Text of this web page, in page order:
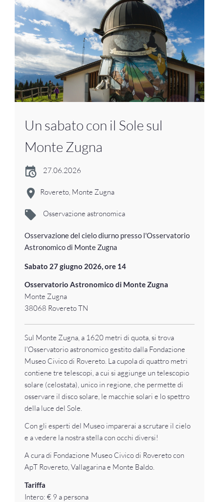
Un sabato con il Sole sul
Monte Zugna
27.06.2026
Rovereto, Monte Zugna
Osservazione astronomica
Osservazione del cielo diurno presso l'Osservatorio
Astronomico di Monte Zugna
Sabato 27 giugno 2026, ore 14
Osservatorio Astronomico di Monte Zugna
Monte Zugna
38068 Rovereto TN
Sul Monte Zugna, a 1620 metri di quota, si trova
l'Osservatorio astronomico gestito dalla Fondazione
Museo Civico di Rovereto. La cupola di quattro metri
contiene tre telescopi, a cui si aggiunge un telescopio
solare (celostata), unico in regione, che permette di
osservare il disco solare, le macchie solari e lo spettro
della luce del Sole.
Con gli esperti del Museo imparerai a scrutare il cielo
e a vedere la nostra stella con occhi diversi!
A cura di Fondazione Museo Civico di Rovereto con
ApT Rovereto, Vallagarina e Monte Baldo.
Tariffa
Intero: € 9 a persona